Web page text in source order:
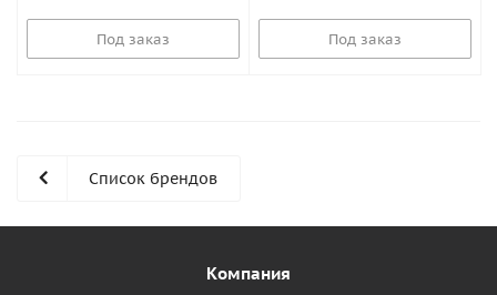
Под заказ Под заказ
Список брендов
Компания